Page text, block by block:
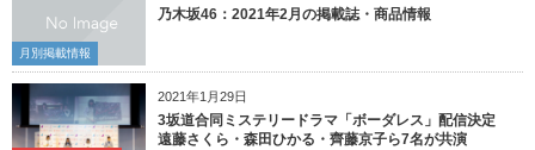
月別掲載情報
乃木坂46：2021年2月の掲載誌・商品情報
2021年1月29日
3坂道合同ミステリードラマ「ボーダレス」配信決定
遠藤さくら・森田ひかる・齊藤京子ら7名が共演